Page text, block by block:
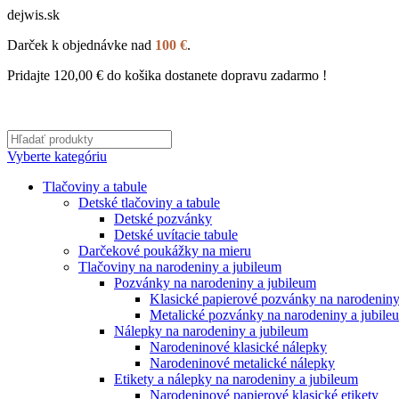
dejwis.sk
Darček k objednávke nad 100 €.
Pridajte 120,00 € do košika dostanete dopravu zadarmo !
Vyberte kategóriu
Tlačoviny a tabule
Detské tlačoviny a tabule
Detské pozvánky
Detské uvítacie tabule
Darčekové poukážky na mieru
Tlačoviny na narodeniny a jubileum
Pozvánky na narodeniny a jubileum
Klasické papierové pozvánky na
Metalické pozvánky na narodeniny a
Nálepky na narodeniny a jubileum
Narodeninové klasické nálepky
Narodeninové metalické nálepky
Etikety a nálepky na narodeniny a jubileum
Narodeninové papierové klasické etikety